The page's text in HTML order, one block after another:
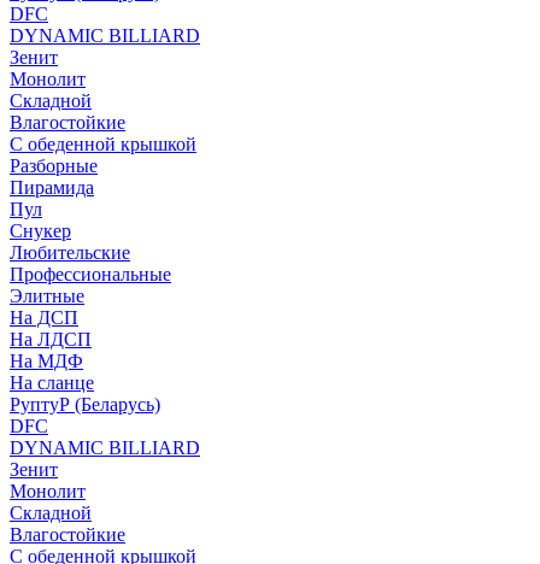
DFC
DYNAMIC BILLIARD
Зенит
Монолит
Складной
Влагостойкие
С обеденной крышкой
Разборные
Пирамида
Пул
Снукер
Любительские
Профессиональные
Элитные
На ДСП
На ЛДСП
На МДФ
На сланце
РуптуР (Беларусь)
DFC
DYNAMIC BILLIARD
Зенит
Монолит
Складной
Влагостойкие
С обеденной крышкой